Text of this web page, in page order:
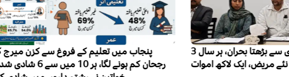
پاکستان میں فالج تیزی سے بڑھتا بحران، ہر سال 3
پنجاب میں تعلیم کے فروغ سے کزن میرج کا
رجحان کم ہونے لگا، ہر 10 میں سے 6 شادی شدہ